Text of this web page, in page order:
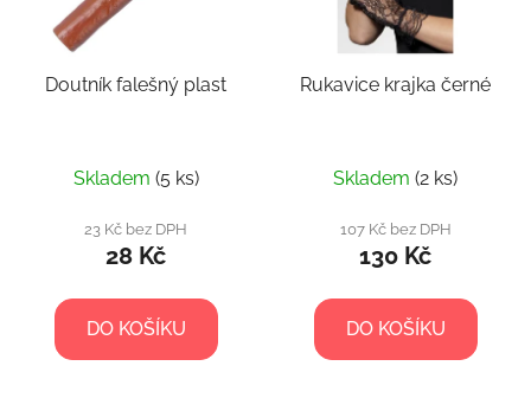
Doutník falešný plast
Skladem (5 ks)
23 Kč bez DPH
28 Kč
DO KOŠÍKU
Rukavice krajka černé
Skladem (2 ks)
107 Kč bez DPH
130 Kč
DO KOŠÍKU